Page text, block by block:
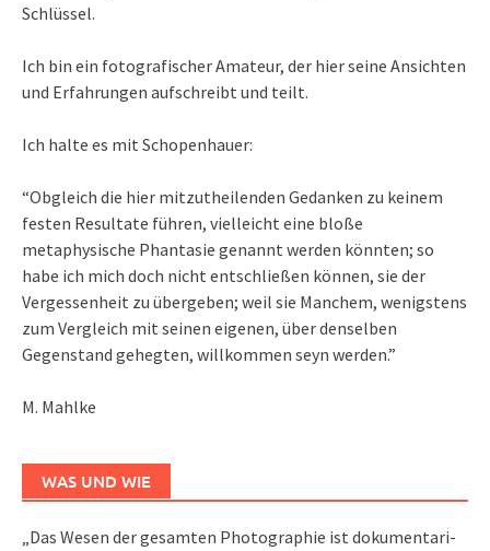
Schlüssel.
Ich bin ein fotografischer Amateur, der hier seine Ansichten
und Erfahrungen aufschreibt und teilt.
Ich halte es mit Schopenhauer:
“Obgleich die hier mitzutheilenden Gedanken zu keinem
festen Resultate führen, vielleicht eine bloße
metaphysische Phantasie genannt werden könnten; so
habe ich mich doch nicht entschließen können, sie der
Vergessenheit zu übergeben; weil sie Manchem, wenigstens
zum Vergleich mit seinen eigenen, über denselben
Gegenstand gehegten, willkommen seyn werden.”
M. Mahlke
WAS UND WIE
„Das We­sen der ge­sam­ten Pho­to­gra­phie ist do­ku­men­ta­ri­